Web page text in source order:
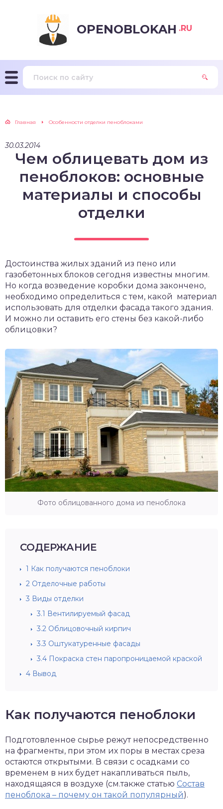
OPENOBLOKAH .RU
Главная Особенности отделки пеноблоками
30.03.2014
Чем облицевать дом из
пеноблоков: основные
материалы и способы
отделки
Достоинства жилых зданий из пено или
газобетонных блоков сегодня известны многим.
Но когда возведение коробки дома закончено,
необходимо определиться с тем, какой материал
использовать для отделки фасада такого здания.
И можно ли оставить его стены без какой-либо
облицовки?
Фото облицованного дома из пеноблока
СОДЕРЖАНИЕ
1 Как получаются пеноблоки
2 Отделочные работы
3 Виды отделки
3.1 Вентилируемый фасад
3.2 Облицовочный кирпич
3.3 Оштукатуренные фасады
3.4 Покраска стен паропроницаемой краской
4 Вывод
Как получаются пеноблоки
Подготовленное сырье режут непосредственно
на фрагменты, при этом их поры в местах среза
остаются открытыми. В связи с осадками со
временем в них будет накапливаться пыль,
находящаяся в воздухе (см.также статью Состав
пеноблока – почему он такой популярный).